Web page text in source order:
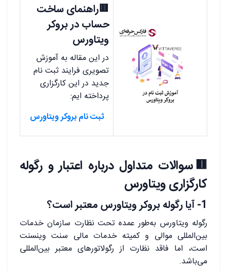
🟥راهنمای ساخت
حساب در بروکر
ویتاورس
در این مقاله به آموزش
تصویری فرایند ثبت نام
جدید در این کارگزاری
پرداخته ایم:
ثبت نام بروکر ویتاورس
🟥سوالات متداول درباره اعتبار و رگوله
کارگزاری ویتاورس
1- آیا رگوله بروکر ویتاورس معتبر است؟
رگوله ویتاورس به‌طور عمده تحت نظارت سازمان خدمات
بین‌المللی موالی و کمیته خدمات مالی سنت وینسنت
است، اما فاقد نظارت از رگولاتورهای معتبر بین‌المللی
می‌باشد.